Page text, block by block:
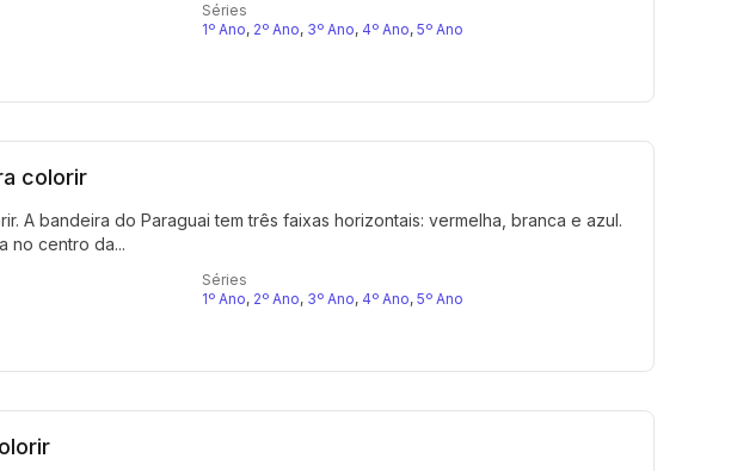
Séries
1º Ano, 2º Ano, 3º Ano, 4º Ano, 5º Ano
colorir
A bandeira do Paraguai tem três faixas horizontais: vermelha, branca e azul.
no centro da...
Séries
1º Ano, 2º Ano, 3º Ano, 4º Ano, 5º Ano